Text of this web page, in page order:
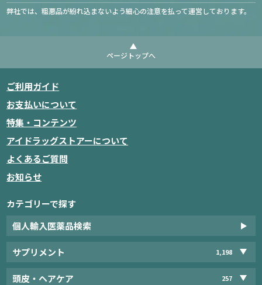
弊社では、粗悪品が紛れ込まないよう細心の注意を払って運営しております。
ページトップへ
ご利用ガイド
お支払いについて
特集・コンテンツ
アイドラッグストアーについて
よくあるご質問
お知らせ
カテゴリーで探す
個人輸入医薬品検索
サプリメント 1,198
頭皮・ヘアケア 257